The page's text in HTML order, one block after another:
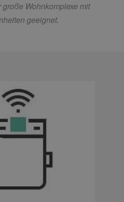
Wohnkomplexe mit
geeignet.